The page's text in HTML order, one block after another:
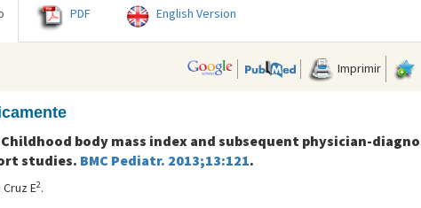
PDF English Version
Imprimir
Childhood body mass index and subsequent physician-
studies. BMC Pediatr. 2013;13:121.
E2.